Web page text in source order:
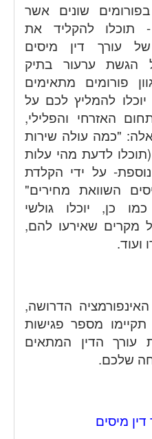
שונים אשר
- תוכלו להקליד את
עורך דין מיסים
הגשת ערעור בתיק
פורומים מתאימים
יוכלו להמליץ לכם על
האזרחי והפלילי,
"כמה עולה שירות
(תוכלו לדעת מהי עלות
על ידי הקלדת
השוואת מחירים"
כן, יוכלו גולשי
מקרים שאירעו להם,
ועוד.
הדרושה,
תקיימו מספר פגישות
עורך הדין המתאים
שלכם.
דין מיסים